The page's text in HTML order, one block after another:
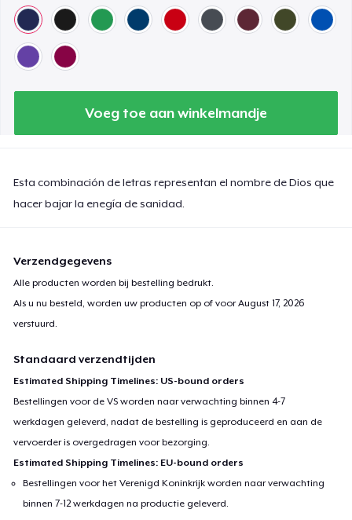
Voeg toe aan winkelmandje
Esta combinación de letras representan el nombre de Dios que
hacer bajar la enegía de sanidad.
Verzendgegevens
Alle producten worden bij bestelling bedrukt.
Als u nu besteld, worden uw producten op of voorAugust 17, 2026
verstuurd.
Standaard verzendtijden
Estimated Shipping Timelines: US-bound orders
Bestellingen voor de VS worden naar verwachting binnen 4-7
werkdagen geleverd, nadat de bestelling is geproduceerd en aan de
vervoerder is overgedragen voor bezorging.
Estimated Shipping Timelines: EU-bound orders
Bestellingen voor het Verenigd Koninkrijk worden naar verwachting
binnen 7-12 werkdagen na productie geleverd.